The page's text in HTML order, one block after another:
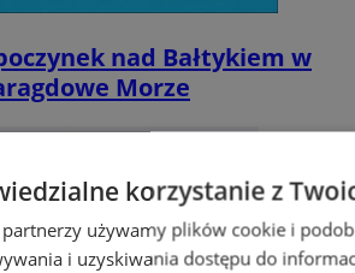
nad Bałtykiem w
Morze
korzystanie z
używamy plików cookie i
i uzyskiwania dostępu do